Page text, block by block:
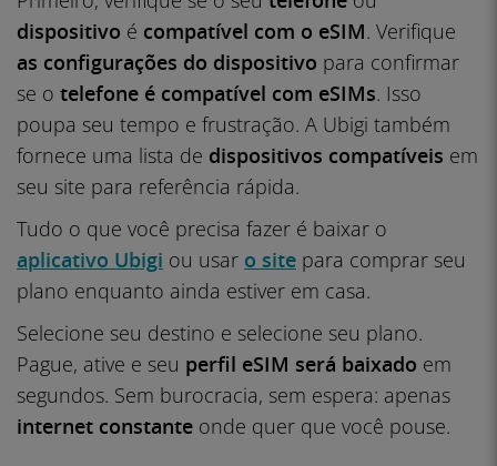
dispositivo é compatível com o eSIM. Verifique
as configurações do dispositivo para confirmar
se o telefone é compatível com eSIMs. Isso
poupa seu tempo e frustração. A Ubigi também
fornece uma lista de dispositivos compatíveis em
seu site para referência rápida.
Tudo o que você precisa fazer é baixar o
aplicativo Ubigi ou usar o site para comprar seu
plano enquanto ainda estiver em casa.
Selecione seu destino e selecione seu plano.
Pague, ative e seu perfil eSIM será baixado em
segundos. Sem burocracia, sem espera: apenas
internet constante onde quer que você pouse.